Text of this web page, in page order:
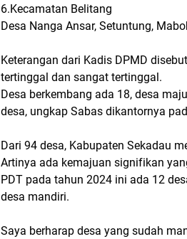
6.Kecamatan Belitang
Desa Nanga Ansar, Setuntung,
Keterangan dari Kadis DPMD
tertinggal dan sangat tertinggal.
Desa berkembang ada 18, desa
desa, ungkap Sabas dikantornya
Dari 94 desa, Kabupaten Sekadau
Artinya ada kemajuan signifikan
PDT pada tahun 2024 ini ada 12
desa mandiri.
Saya berharap desa yang sudah